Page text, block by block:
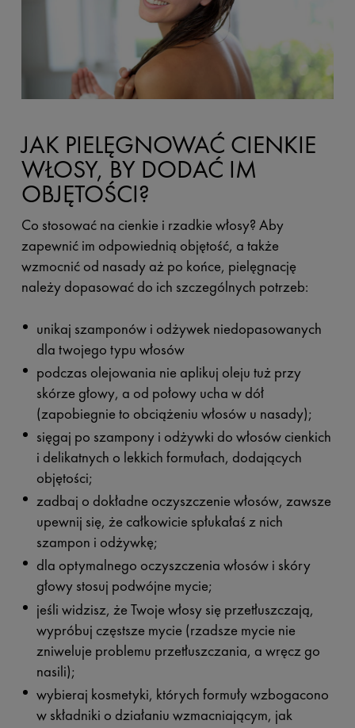
JAK PIELĘGNOWAĆ CIENKIE
WŁOSY, BY DODAĆ IM
OBJĘTOŚCI?
Co stosować na cienkie i rzadkie włosy? Aby
zapewnić im odpowiednią objętość, a także
wzmocnić od nasady aż po końce, pielęgnację
należy dopasować do ich szczególnych potrzeb:
unikaj szamponów i odżywek niedopasowanych
dla twojego typu włosów
podczas olejowania nie aplikuj oleju tuż przy
skórze głowy, a od połowy ucha w dół
(zapobiegnie to obciążeniu włosów u nasady);
sięgaj po szampony i odżywki do włosów cienkich
i delikatnych o lekkich formułach, dodających
objętości;
zadbaj o dokładne oczyszczenie włosów, zawsze
upewnij się, że całkowicie spłukałaś z nich
szampon i odżywkę;
dla optymalnego oczyszczenia włosów i skóry
głowy stosuj podwójne mycie;
jeśli widzisz, że Twoje włosy się przetłuszczają,
wypróbuj częstsze mycie (rzadsze mycie nie
zniweluje problemu przetłuszczania, a wręcz go
nasili);
wybieraj kosmetyki, których formuły wzbogacono
w składniki o działaniu wzmacniającym, jak